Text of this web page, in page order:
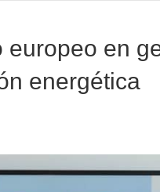
en
energética